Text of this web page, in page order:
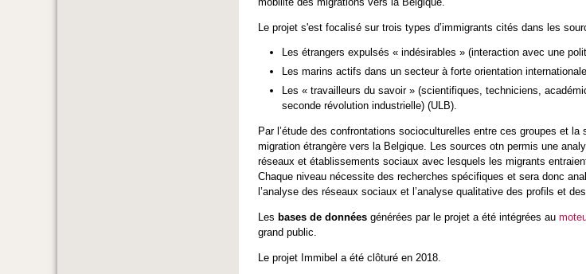
Le projet s'est focalisé sur trois types d’immigrants cités dans les
Les étrangers expulsés « indésirables » (interaction avec une
Les marins actifs dans un secteur à forte orientation
Les « travailleurs du savoir » (scientifiques, techniciens,
seconde révolution industrielle) (ULB).
Par l’étude des confrontations socioculturelles entre ces groupes et
migration étrangère vers la Belgique. Les sources otn permis une
réseaux et établissements sociaux avec lesquels les migrants
Chaque niveau nécessite des recherches spécifiques et sera donc
l’analyse des réseaux sociaux et l’analyse qualitative des profils et
Les bases de données générées par le projet a été intégrées au
grand public.
Le projet Immibel a été clôturé en 2018.